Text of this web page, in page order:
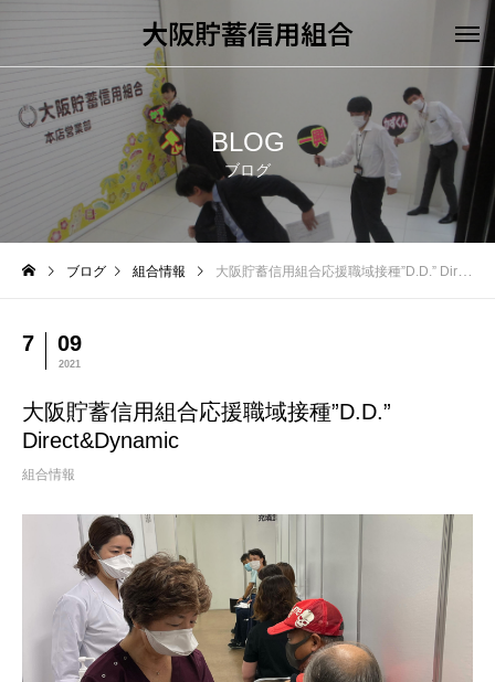
大阪貯蓄信用組合
BLOG
ブログ
ブログ 組合情報 大阪貯蓄信用組合応援職域接種”D.D.” Direct&Dynamic
7 09
2021
大阪貯蓄信用組合応援職域接種”D.D.”
Direct&Dynamic
組合情報